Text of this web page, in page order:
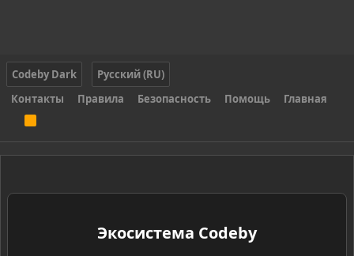
Codeby Dark
Русский (RU)
Контакты
Правила Безопасность Помощь Главная
S
Экосистема Codeby